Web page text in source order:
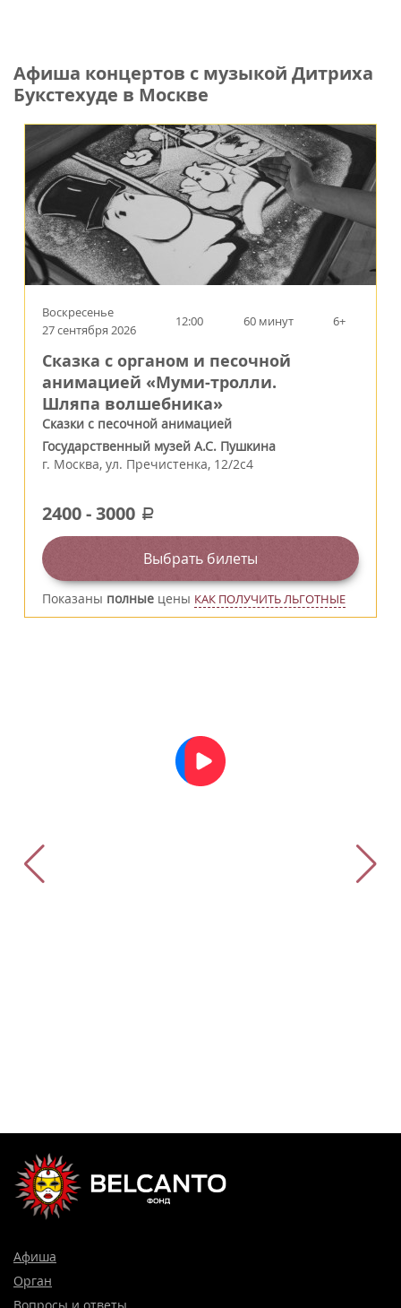
Афиша концертов с музыкой Дитриха
Букстехуде в Москве
Воскресенье
27 сентября 2026
12:00 60 минут 6+
Сказка с органом и песочной
анимацией «Муми-тролли.
Шляпа волшебника»
Сказки с песочной анимацией
Государственный музей А.С. Пушкина
г. Москва, ул. Пречистенка, 12/2c4
2400-3000 a
Выбрать билеты
Показаны полные цены КАК ПОЛУЧИТЬ ЛЬГОТНЫЕ
Афиша
Орган